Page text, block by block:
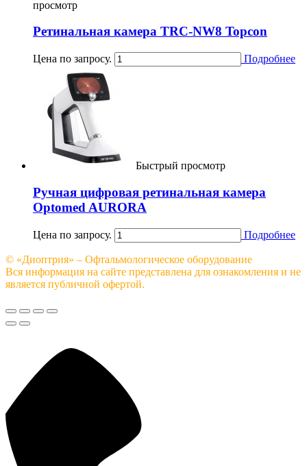
просмотр
Ретинальная камера TRC-NW8 Topcon
Цена по запросу. Подробнее
Быстрый просмотр
Ручная цифровая ретинальная камера
Optomed AURORA
Цена по запросу. Подробнее
© «Диоптрия» – Офтальмологическое оборудование
Вся информация на сайте представлена для ознакомления и не
является публичной офертой.